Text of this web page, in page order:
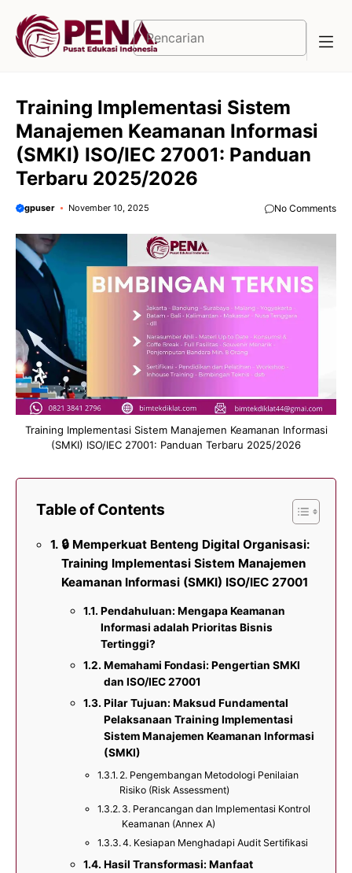
Cari
Training Implementasi Sistem
Manajemen Keamanan Informasi
(SMKI) ISO/IEC 27001: Panduan
Terbaru 2025/2026
gpuser November 10, 2025 No Comments
Training Implementasi Sistem Manajemen Keamanan Informasi
(SMKI) ISO/IEC 27001: Panduan Terbaru 2025/2026
Table of Contents
🔒 Memperkuat Benteng Digital Organisasi:
Training Implementasi Sistem Manajemen
Keamanan Informasi (SMKI) ISO/IEC 27001
Pendahuluan: Mengapa Keamanan
Informasi adalah Prioritas Bisnis
Tertinggi?
Memahami Fondasi: Pengertian SMKI
dan ISO/IEC 27001
Pilar Tujuan: Maksud Fundamental
Pelaksanaan Training Implementasi
Sistem Manajemen Keamanan Informasi
(SMKI)
2. Pengembangan Metodologi Penilaian
Risiko (Risk Assessment)
3. Perancangan dan Implementasi Kontrol
Keamanan (Annex A)
4. Kesiapan Menghadapi Audit Sertifikasi
Hasil Transformasi: Manfaat